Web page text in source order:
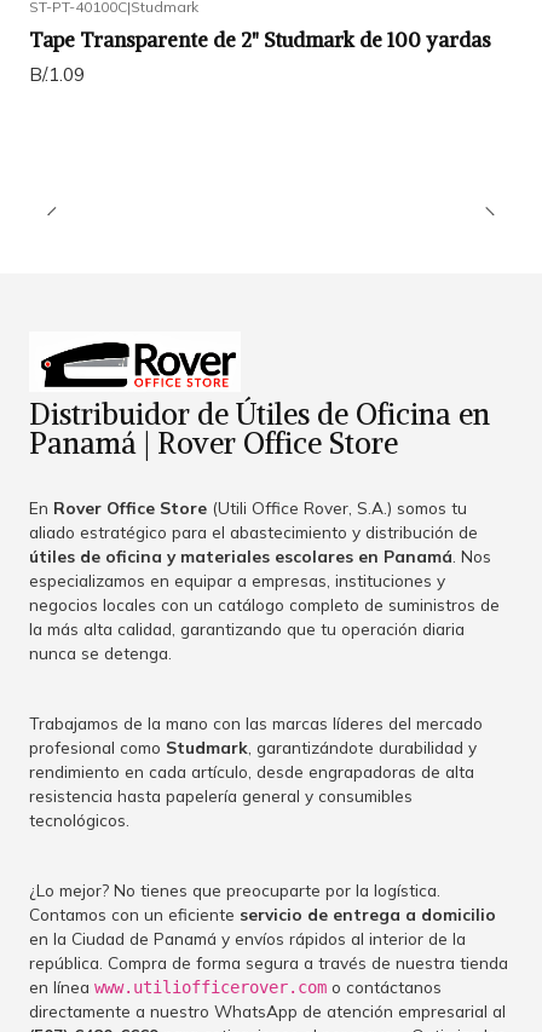
ST-PT-40100C|Studmark
Tape Transparente de 2" Studmark de 100 yardas
B/.1.09
Distribuidor de Útiles de Oficina en
Panamá | Rover Office Store
En Rover Office Store (Utili Office Rover, S.A.) somos tu
aliado estratégico para el abastecimiento y distribución de
útiles de oficina y materiales escolares en Panamá . Nos
especializamos en equipar a empresas, instituciones y
negocios locales con un catálogo completo de suministros de
la más alta calidad, garantizando que tu operación diaria
nunca se detenga.
Trabajamos de la mano con las marcas líderes del mercado
profesional como Studmark , garantizándote durabilidad y
rendimiento en cada artículo, desde engrapadoras de alta
resistencia hasta papelería general y consumibles
tecnológicos.
¿Lo mejor? No tienes que preocuparte por la logística.
Contamos con un eficiente servicio de entrega a domicilio
en la Ciudad de Panamá y envíos rápidos al interior de la
república. Compra de forma segura a través de nuestra tienda
en línea www.utiliofficerover.com o contáctanos
directamente a nuestro WhatsApp de atención empresarial al